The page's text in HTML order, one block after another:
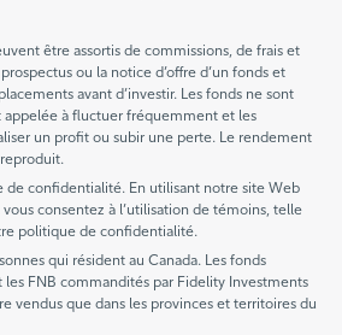
être assortis de commissions, de frais et
ou la notice d’offre d’un fonds et
avant d’investir. Les fonds ne sont
appelée à fluctuer fréquemment et les
un profit ou subir une perte. Le rendement
confidentialité. En utilisant notre site Web
consentez à l’utilisation de témoins, telle
politique de confidentialité.
qui résident au Canada. Les fonds
FNB commandités par Fidelity Investments
vendus que dans les provinces et territoires du